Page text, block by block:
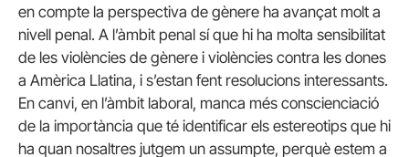
en compte la perspectiva de gènere ha avançat molt a
nivell penal. A l’àmbit penal sí que hi ha molta sensibilitat
de les violències de gènere i violències contra les dones
a Amèrica Llatina, i s’estan fent resolucions interessants.
En canvi, en l’àmbit laboral, manca més conscienciació
de la importància que té identificar els estereotips que hi
ha quan nosaltres jutgem un assumpte, perquè estem a